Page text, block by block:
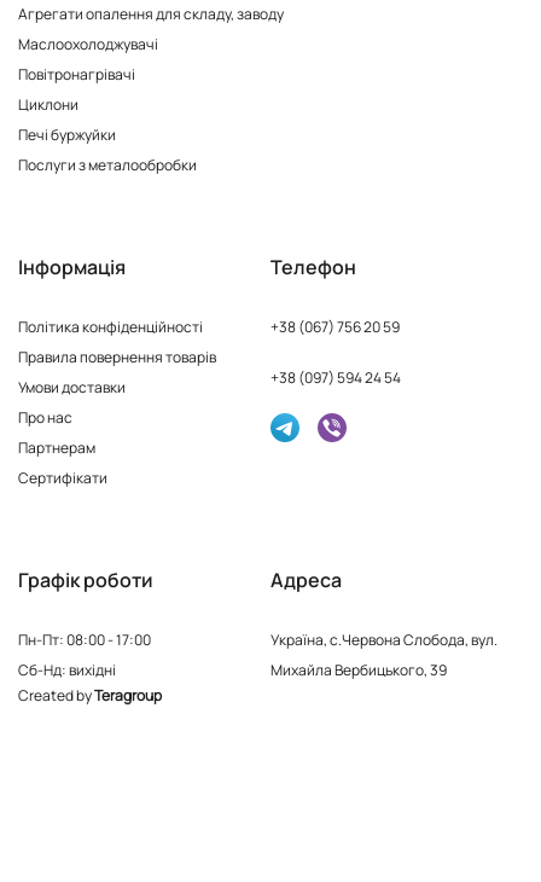
Агрегати опалення для складу, заводу
Маслоохолоджувачі
Повітронагрівачі
Циклони
Печі буржуйки
Послуги з металообробки
Інформація
Політика конфіденційності
Правила повернення товарів
Умови доставки
Про нас
Партнерам
Сертифікати
Телефон
+38 (067) 756 20 59
+38 (097) 594 24 54
Графік роботи
Пн-Пт: 08:00 - 17:00
Сб-Нд: вихідні
Адреса
Україна, с.Червона Слобода, вул.
Михайла Вербицького, 39
Created byTeragroup